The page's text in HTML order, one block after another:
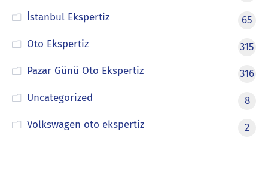
İstanbul Ekspertiz
65
Oto Ekspertiz
315
Pazar Günü Oto Ekspertiz
316
Uncategorized
8
Volkswagen oto ekspertiz
2